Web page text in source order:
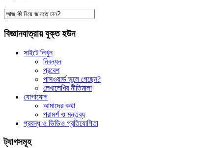
বিজ্ঞানযাত্রায় যুক্ত হউন
সাইটে লিখুন
নিবন্ধন
প্রবেশ
পাসওয়ার্ড ভুলে গেছেন?
লেখালেখির নীতিমালা
যোগাযোগ
আমাদের কথা
পরামর্শ ও মন্তব্য
প্রবন্ধ ও ভিডিও প্রতিযোগিতা
ট্যাগসমূহ